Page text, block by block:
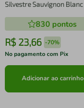
Silvestre Sauvignon Blanc
830 pontos
R$ 23,66 -70%
No pagamento com Pix
Adicionar ao carrinho